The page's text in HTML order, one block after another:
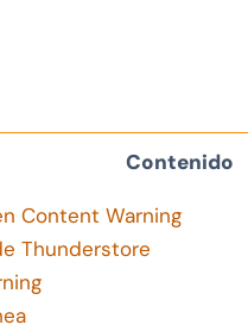
Contenido
Content Warning
Thunderstore